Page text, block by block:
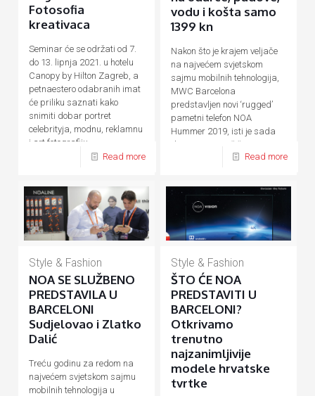
Fotosofia
kreativaca
Seminar će se održati od 7.
do 13. lipnja 2021. u hotelu
Canopy by Hilton Zagreb, a
petnaestero odabranih imat
će priliku saznati kako
snimiti dobar portret
celebrityja, modnu, reklamnu
i art fotografiju.
Read more
vodu i košta samo
1399 kn
Nakon što je krajem veljače
na najvećem svjetskom
sajmu mobilnih tehnologija,
MWC Barcelona
predstavljen novi ‘rugged’
pametni telefon NOA
Hummer 2019, isti je sada
dostupan na tržištu. Za sve
Read more
Style & Fashion
NOA SE SLUŽBENO
PREDSTAVILA U
BARCELONI
Sudjelovao i Zlatko
Dalić
Treću godinu za redom na
najvećem svjetskom sajmu
mobilnih tehnologija u
Style & Fashion
ŠTO ĆE NOA
PREDSTAVITI U
BARCELONI?
Otkrivamo
trenutno
najzanimljivije
modele hrvatske
tvrtke